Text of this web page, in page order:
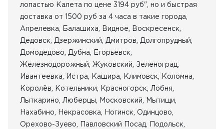
лопастью Калета по цене 3194 руб", но и быстрая
доставка от 1500 руб за 4 часа в такие города,
Апрелевка, Балашиха, Видное, Воскресенск,
Дедовск, Дзержинский, Дмитров, Долгопрудный,
Домодедово, Дубна, Егорьевск,
Железнодорожный, Жуковский, Зеленоград,
Ивантеевка, Истра, Кашира, Климовск, Коломна,
Королёв, Котельники, Красногорск, Лобня,
Лыткарино, Люберцы, Московский, Мытищи,
Нахабино, Некрасовка, Ногинск, Одинцово,
Орехово-Зуево, Павловский Посад, Подольск,